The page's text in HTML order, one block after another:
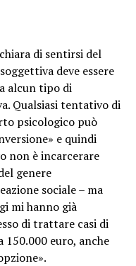
di sentirsi del
deve essere
alcun tipo di
Qualsiasi tentativo di
psicologico può
e quindi
non è incarcerare
genere
sociale – ma
mi hanno già
di trattare casi di
euro, anche